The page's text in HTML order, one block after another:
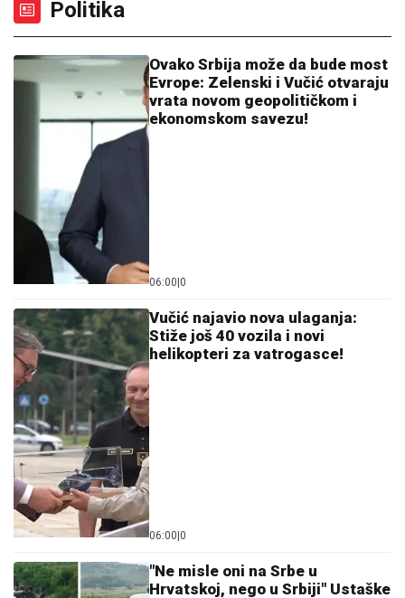
(FOTO) BELI LJILJANI I BELI KOVČEG
ZA UBIJENU LJUDMILUPorodica
državljanin u Borči: Sveštenik držao
opelo na Lešću
Nije tako loše u penziji: Federer letuje
u komšiluku, a tu je i skupocena jahta!
Tajna Japanki za kosu kao iz salona: Nikada ne
počinju pranje vodom, već prvo rade trik od 5 minuta
DRAMA NA ADI BOJANI!
se SUOČILI NA MORU: Posvađali se
nasred plaže pred svima, evo zbog
čega je odmah nastao POTPUNI
HAOS
Pornićarka ponovo laje! Na koncertu u
Hrvatskoj prozvala Srbe, pa najavila